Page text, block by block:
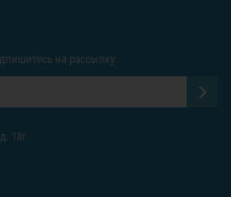
на рассылку:
18г